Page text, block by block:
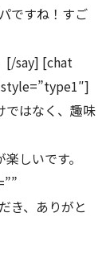
ですね！すご
[/say] [chat
ではなく、趣味
しいです。
き、ありがと